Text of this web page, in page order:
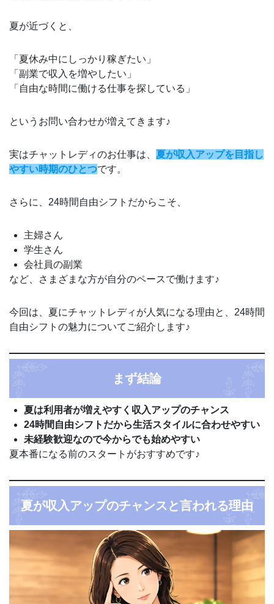
夏が近づくと、
「夏休み中にしっかり稼ぎたい」
「副業で収入を増やしたい」
「自由な時間に働ける仕事を探している」
というお問い合わせが増えてきます♪
実はチャットレディのお仕事は、 夏が収入アップを目指し
やすい時期のひとつです。
さらに、24時間自由シフトだからこそ、
主婦さん
学生さん
会社員の副業
など、さまざまな方が自分のペースで働けます♪
今回は、夏にチャットレディが人気になる理由と、24時間
自由シフトの魅力についてご紹介します♪
まず結論
夏は利用者が増えやすく収入アップのチャンス
24時間自由シフトだから生活スタイルに合わせやすい
未経験歓迎なので今からでも始めやすい
夏本番になる前のスタートがおすすめです♪
夏が収入アップのチャンスと言われる理由